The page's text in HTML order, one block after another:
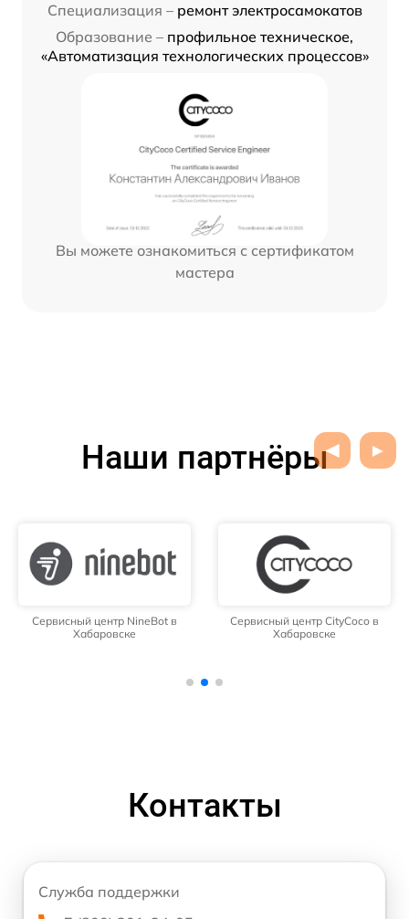
Специализация – ремонт электросамокатов
Образование – профильное техническое,
«Автоматизация технологических процессов»
Вы можете ознакомиться с сертификатом
мастера
Наши партнёры
Сервисный центр NineBot в
Хабаровске
Сервисный центр CityCoco в
Хабаровске
Контакты
Служба поддержки